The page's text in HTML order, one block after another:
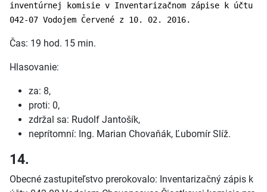
inventúrnej komisie v Inventarizačnom zápise k účtu
042-07 Vodojem Červené z 10. 02. 2016.
Čas: 19 hod. 15 min.
Hlasovanie:
za: 8,
proti: 0,
zdržal sa: Rudolf Jantošík,
neprítomní: Ing. Marian Chovaňák, Ľubomír Slíž.
14.
Obecné zastupiteľstvo prerokovalo: Inventarizačný zápis k